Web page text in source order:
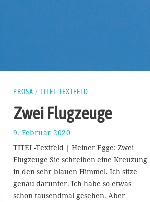
PROSA / TITEL-TEXTFELD
Zwei Flugzeuge
9. Februar 2020
.
F
e
b
r
TITEL-Textfeld | Heiner Egge: Zwei
Flugzeuge Sie schreiben eine Kreuzung
in den sehr blauen Himmel. Ich sitze
genau darunter. Ich habe so etwas
schon tausendmal gesehen. Aber